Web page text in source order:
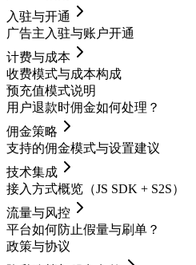
入驻与开通
广告主入驻与账户开通
计费与成本
收费模式与成本构成
预充值模式说明
用户退款时佣金如何处理？
佣金策略
支持的佣金模式与设置建议
技术集成
接入方式概览（JS SDK + S2S）
流量与风控
平台如何防止假量与刷单？
政策与协议